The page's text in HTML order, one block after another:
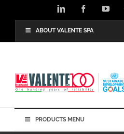
LinkedIn Facebook
ABOUT VALENTE SPA
PRODUCTS MENU